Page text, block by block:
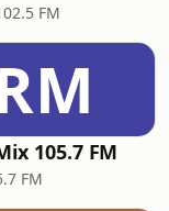
FM
105.7 FM
FM